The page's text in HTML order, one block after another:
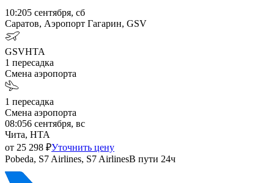
10:205 сентября, сб
Саратов, Аэропорт Гагарин, GSV
GSVHTA
1 пересадка
Смена аэропорта
1 пересадка
Смена аэропорта
08:056 сентября, вс
Чита, HTA
от 25 298 ₽Уточнить цену
Pobeda, S7 Airlines, S7 AirlinesВ пути 24ч